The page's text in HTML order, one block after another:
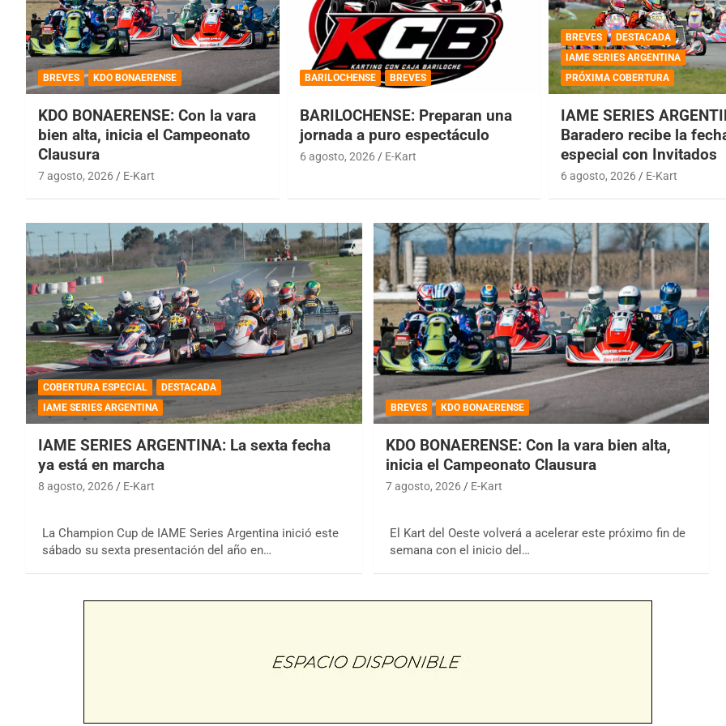
BREVES KDO BONAERENSE
KDO BONAERENSE: Con la vara
bien alta, inicia el Campeonato
Clausura
7 agosto, 2026 E-Kart
BARILOCHENSE BREVES
BARILOCHENSE: Preparan una
jornada a puro espectáculo
6 agosto, 2026 E-Kart
BREVES
DESTACADA
IAME SERIES ARGENTINA
PRÓXIMA COBERTURA
IAME SERIES
Baradero recibe la
especial con Invitados
6 agosto, 2026 E-Kart
COBERTURA ESPECIAL
DESTACADA
IAME SERIES ARGENTINA
IAME SERIES ARGENTINA: La sexta fecha
ya está en marcha
8 agosto, 2026 E-Kart
La Champion Cup de IAME Series Argentina inició este
sábado su sexta presentación del año en…
BREVES KDO BONAERENSE
KDO BONAERENSE: Con la vara bien alta,
inicia el Campeonato Clausura
7 agosto, 2026 E-Kart
El Kart del Oeste volverá a acelerar este próximo fin de
semana con el inicio del…